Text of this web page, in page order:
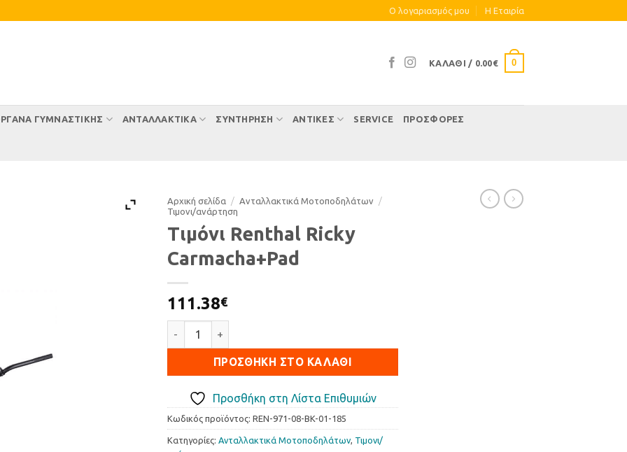
Ο λογαριασμός μου Η Eταιρία
ΚΑΛΆΘΙ / 0.00€ 0
ΓΥΜΝΑΣΤΙΚΗΣ ΑΝΤΑΛΛΑΚΤΙΚΑ ΣΥΝΤΉΡΗΣΗ ΑΝΤΊΚΕΣ SERVICE ΠΡΟΣΦΟΡΕΣ
Αρχική σελίδα / Ανταλλακτικά Μοτοποδηλάτων
/
Τιµονι/ανάρτηση
Τιμόνι Renthal Ricky
Carmacha+Pad
111.38€
ΠΡΟΣΘΉΚΗ ΣΤΟ ΚΑΛΆΘΙ
Προσθήκη στη Λίστα Επιθυμιών
Κωδικός προϊόντος: REN-971-08-BK-01-185
Κατηγορίες: Ανταλλακτικά Μοτοποδηλάτων, Τιµονι/